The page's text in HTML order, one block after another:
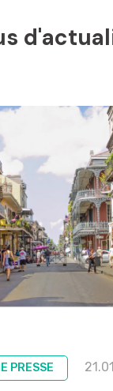
PRESSE